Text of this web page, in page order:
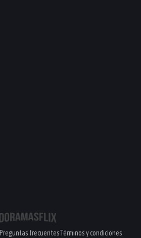
Preguntas frecuentesTérminos y condiciones